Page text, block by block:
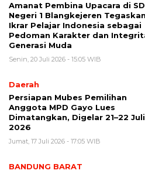
Amanat Pembina Upacara di SD
Negeri 1 Blangkejeren Tegaskan
Ikrar Pelajar Indonesia sebagai
Pedoman Karakter dan
Generasi Muda
Senin, 20 Juli 2026 - 15:05 WIB
Daerah
Persiapan Mubes Pemilihan
Anggota MPD Gayo Lues
Dimatangkan, Digelar 21–22 Juli
2026
Jumat, 17 Juli 2026 - 17:05 WIB
BANDUNG BARAT